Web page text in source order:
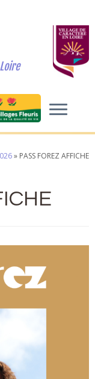
» PASS FOREZ AFFICHE